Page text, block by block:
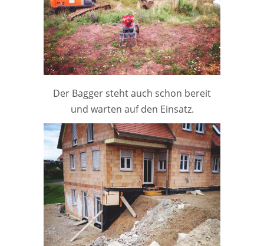
Der Bagger steht auch schon bereit
und warten auf den Einsatz.